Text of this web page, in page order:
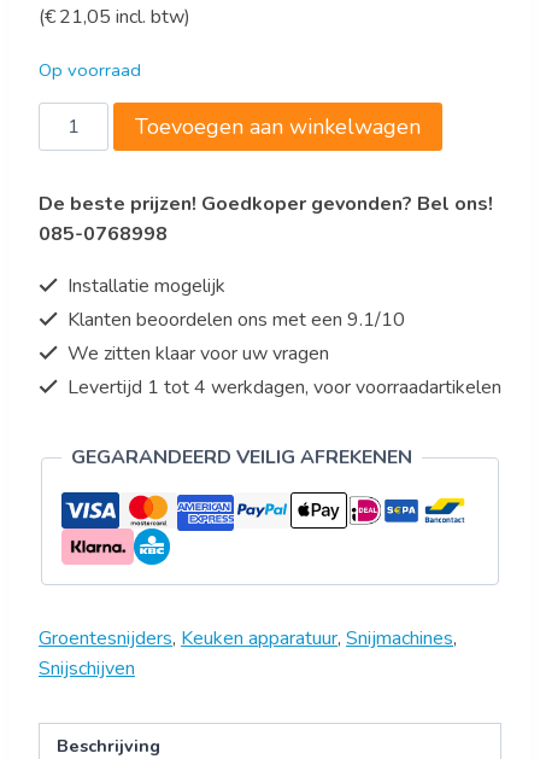
prijs
was:
€29,00.€17,40.
(€21,05 incl. btw)
Op voorraad
R002
rasp
mm
voor
aantal
Toevoegen aan winkelwagen
De beste prijzen! Goedkoper gevonden? Bel ons!
085-0768998
Installatie mogelijk
Klanten beoordelen ons met een 9.1/10
We zitten klaar voor uw vragen
Levertijd 1 tot 4 werkdagen, voor voorraadartikelen
GEGARANDEERD VEILIG AFREKENEN
Groentesnijders, Keuken apparatuur, Snijmachines,
Snijschijven
Beschrijving